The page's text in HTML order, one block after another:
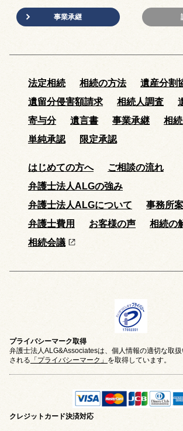
事業承継
法定相続 相続の方法
遺産分割
遺留分侵害額請求
相続人調査
寄与分
遺言書 事業承継
相
単純承認
限定承認
はじめての方へ
ご相談の流れ
弁護士法人ALGの強み
弁護士法人ALGについて
事務所
弁護士費用
お客様の声
相続の
相続会議
プライバシーマーク取得
弁護士法人ALG&Associatesは、個人情報の適切な取
される 「プライバシーマーク」 を取得しています。
クレジットカード決済対応